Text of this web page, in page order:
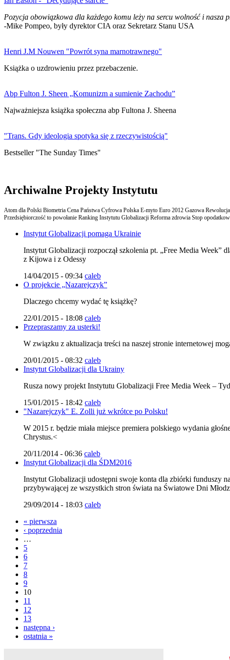
Pozycja obowiązkowa dla każdego komu leży na sercu wolność i nasza
-Mike Pompeo, były dyrektor CIA oraz Sekretarz Stanu USA
Henri J.M Nouwen "Powrót syna marnotrawnego"
Książka o uzdrowieniu przez przebaczenie.
Abp Fulton J. Sheen „Komunizm a sumienie Zachodu”
Najważniejsza książka społeczna abp Fultona J. Sheena
"Trans. Gdy ideologia spotyka się z rzeczywistością"
Bestseller "The Sunday Times"
Archiwalne Projekty Instytutu
Atom dla Polski Biometria Cena Państwa Cyfrowa Polska E-myto Euro 2012 Gazowa
Przedsiębiorczość to powołanie Ranking Instytutu Globalizacji Reforma zdrowia Stop
Instytut Globalizacji pomaga Ukrainie
Instytut Globalizacji rozpoczął szkolenia pt. „Free Media
z Kijowa i z Odessy
14/04/2015 - 09:34 caleb
O projekcie „Nazarejczyk”
Dlaczego chcemy wydać tę książkę?
22/01/2015 - 18:08 caleb
Przepraszamy za usterki!
W związku z aktualizacja treści na naszej stronie internetowej
20/01/2015 - 08:32 caleb
Instytut Globalizacji dla Ukrainy
Rusza nowy projekt Instytutu Globalizacji Free Media Week –
15/01/2015 - 18:42 caleb
"Nazarejczyk" E. Zolli już wkrótce po Polsku!
W 2015 r. będzie miała miejsce premiera polskiego wydania
Chrystus.<
20/11/2014 - 06:36 caleb
Instytut Globalizacji dla ŚDM2016
Instytut Globalizacji udostępni swoje konta dla zbiórki funduszy
przybywającej ze wszystkich stron świata na Światowe Dni
29/09/2014 - 18:03 caleb
« pierwsza
‹ poprzednia
…
5
6
7
8
9
10
11
12
13
następna ›
ostatnia »